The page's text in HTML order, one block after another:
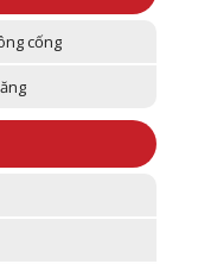
cống